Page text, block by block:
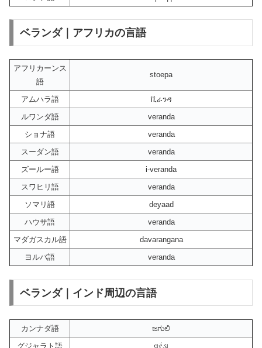
ベランダ｜アフリカの言語
アフリカーンス
語
stoepa
アムハラ語
ቪራንዳ
ルワンダ語
veranda
ショナ語
veranda
スーダン語
veranda
ズールー語
i-veranda
スワヒリ語
veranda
ソマリ語
deyaad
ハウサ語
veranda
マダガスカル語
davarangana
ヨルバ語
veranda
ベランダ｜インド周辺の言語
カンナダ語
ಜಗುಲಿ
グジャラト語
વરંડા